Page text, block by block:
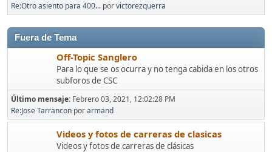
Re:Otro asiento para 400... porvictorezquerra
Fuera de Tema
Off-Topic Sanglero
Para lo que se os ocurra y no tenga cabida en los otros
subforos de CSC
Último mensaje: Febrero 03, 2021, 12:02:28 PM
Re:Jose Tarrancon porarmand
Videos y fotos de carreras de clasicas
Videos y fotos de carreras de clásicas